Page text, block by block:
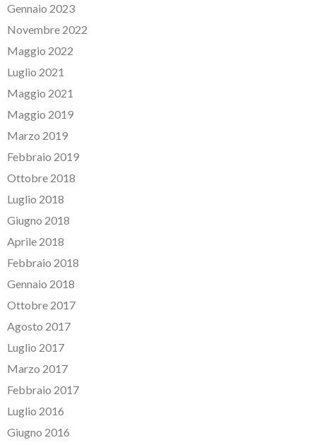
Gennaio 2023
Novembre 2022
Maggio 2022
Luglio 2021
Maggio 2021
Maggio 2019
Marzo 2019
Febbraio 2019
Ottobre 2018
Luglio 2018
Giugno 2018
Aprile 2018
Febbraio 2018
Gennaio 2018
Ottobre 2017
Agosto 2017
Luglio 2017
Marzo 2017
Febbraio 2017
Luglio 2016
Giugno 2016